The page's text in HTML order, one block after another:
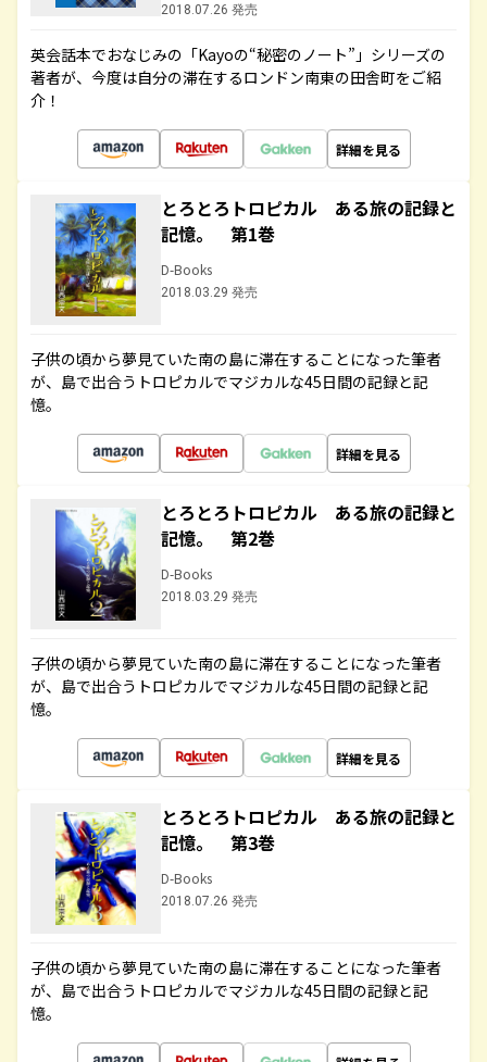
2018.07.26 発売
英会話本でおなじみの「Kayoの“秘密のノート”」シリーズの
著者が、今度は自分の滞在するロンドン南東の田舎町をご紹
介！
詳細を見る
とろとろトロピカル ある旅の記録と
記憶。 第1巻
D-Books
2018.03.29 発売
子供の頃から夢見ていた南の島に滞在することになった筆者
が、島で出合うトロピカルでマジカルな45日間の記録と記
憶。
詳細を見る
とろとろトロピカル ある旅の記録と
記憶。 第2巻
D-Books
2018.03.29 発売
子供の頃から夢見ていた南の島に滞在することになった筆者
が、島で出合うトロピカルでマジカルな45日間の記録と記
憶。
詳細を見る
とろとろトロピカル ある旅の記録と
記憶。 第3巻
D-Books
2018.07.26 発売
子供の頃から夢見ていた南の島に滞在することになった筆者
が、島で出合うトロピカルでマジカルな45日間の記録と記
憶。